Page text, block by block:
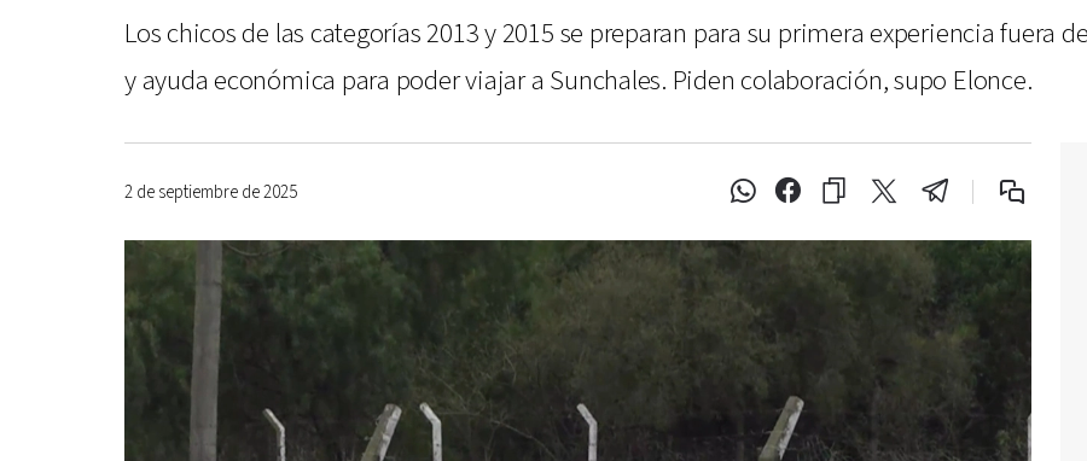
Los chicos de las categorías 2013 y 2015 se preparan para su primera experiencia fuera
y ayuda económica para poder viajar a Sunchales. Piden colaboración, supo Elonce.
2 de septiembre de 2025